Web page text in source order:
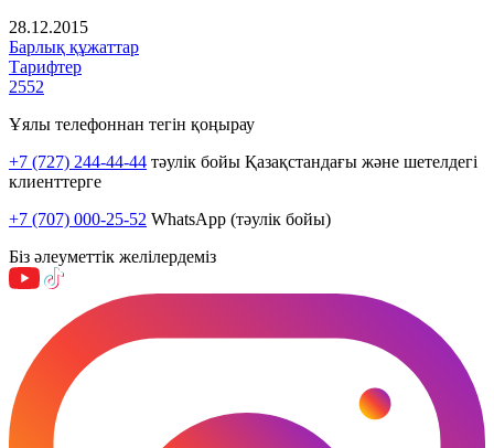
28.12.2015
Барлық құжаттар
Тарифтер
2552
Ұялы телефоннан тегін қоңырау
+7 (727) 244-44-44 тәулік бойы Қазақстандағы және шетелдегі
клиенттерге
+7 (707) 000-25-52 WhatsApp (тәулік бойы)
Біз әлеуметтік желілердеміз